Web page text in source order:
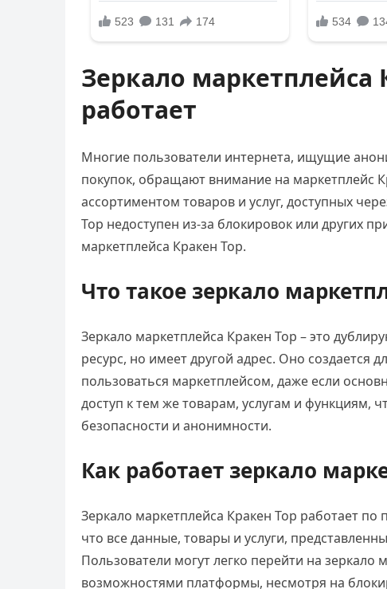
Зеркало маркетплейса
работает
Многие пользователи интернета, ищущие
покупок, обращают внимание на маркетплейс
ассортиментом товаров и услуг, доступных
Тор недоступен из-за блокировок или других
маркетплейса Кракен Тор.
Что такое зеркало
Зеркало маркетплейса Кракен Тор – это
ресурс, но имеет другой адрес. Оно создается
пользоваться маркетплейсом, даже если
доступ к тем же товарам, услугам и функциям,
безопасности и анонимности.
Как работает зеркало
Зеркало маркетплейса Кракен Тор работает
что все данные, товары и услуги,
Пользователи могут легко перейти на
возможностями платформы, несмотря на